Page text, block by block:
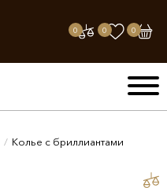
0 0 0
/ Колье с бриллиантами